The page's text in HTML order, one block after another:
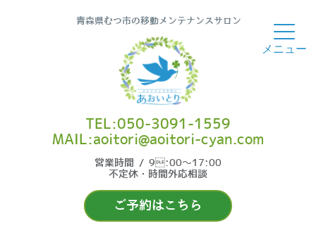
青森県むつ市の移動メンテナンスサロン
ご予約はこちら
TEL:050-3091-1559
MAIL:aoitori@aoitori-cyan.com
営業時間 / 9:00〜17:00
不定休・時間外応相談